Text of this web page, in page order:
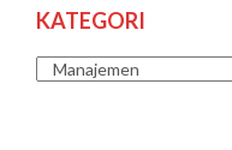
KATEGORI
Kategori